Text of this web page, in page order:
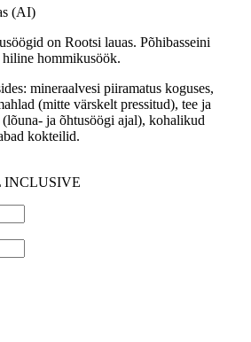
(AI)
on Rootsi lauas. Põhibasseini
hiline hommikusöök.
mineraalvesi piiramatus koguses,
(mitte värskelt pressitud), tee ja
ja õhtusöögi ajal), kohalikud
kokteilid.
INCLUSIVE